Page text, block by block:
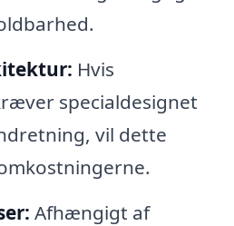
Hvis
specialdesignet
vil dette
Afhængigt af